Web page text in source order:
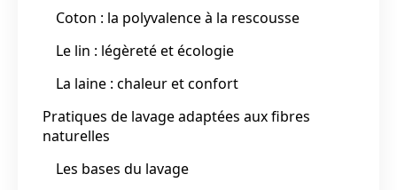
Coton : la polyvalence à la rescousse
Le lin : légèreté et écologie
La laine : chaleur et confort
Pratiques de lavage adaptées aux fibres
naturelles
Les bases du lavage